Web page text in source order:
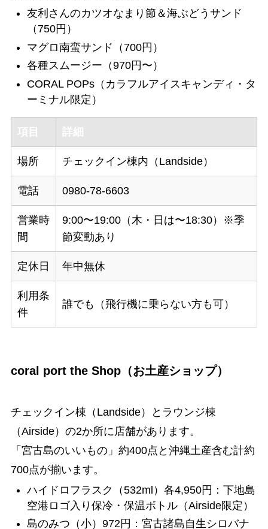
友利さんのカツオなまり節＆海ぶどうサンド
（750円）
マグロ南蛮サンド（700円）
各種スムージー（970円〜）
CORAL POPs（カラフルアイスキャンディ・タ
ーミナル限定）
項目 詳細
場所 チェックイン棟内（Landside）
電話 0980-78-6603
営業時
間
9:00〜19:00（木・日は〜18:30）※季
節変動あり
定休日 年中無休
利用条
件
誰でも（飛行機に乗らない方も可）
coral port the Shop（お土産ショップ）
チェックイン棟（Landside）とラウンジ棟
（Airside）の2か所に店舗があります。
「宮古島のいいもの」約400点と沖縄土産含む計約
700点が揃います。
ハイドロフラスク（532ml）各4,950円：下地島
空港ロゴ入り保冷・保温ボトル（Airside限定）
島のみつ（小）972円：宮古諸島自生シロバナ